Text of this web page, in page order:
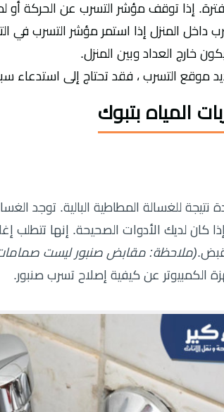
إذا توقف مؤشر التسرب عن الحركة أو
داخل المنزل إذا استمر مؤشر التسرب في
خارج العداد وبين المنزل.
موقع التسرب ، فقد تحتاج إلى استدعاء
المياه بتبوك
نتيجة للغسالة المطاطية البالية.
كان لديك الأدوات الصحيحة. إنها تتطلب
(ملاحظة: مقابض صنبور ليست
الكمبيوتر عن كيفية إصلاح تسرب صنبور.